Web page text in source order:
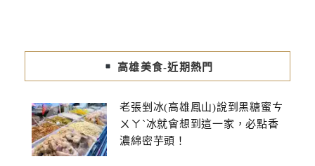
高雄美食-近期熱門
老張剉冰(高雄鳳山)說到黑糖蜜ㄘ
ㄨㄚˋ冰就會想到這一家，必點香
濃綿密芋頭！